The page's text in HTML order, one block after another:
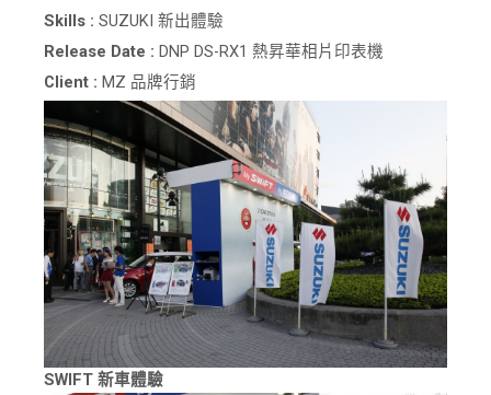
Skills :SUZUKI 新出體驗
Release Date :DNP DS-RX1 熱昇華相片印表機
Client :MZ 品牌行銷
SWIFT 新車體驗